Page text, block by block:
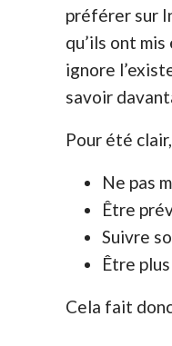
préférer sur
qu’ils ont
ignore
savoir
Pour été
Ne pas
Être
Suivre
Être
Cela fait